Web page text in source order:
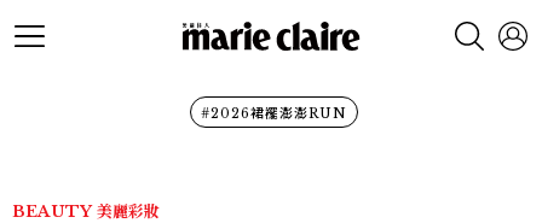
#2026裙襬澎澎RUN
BEAUTY 美麗彩妝